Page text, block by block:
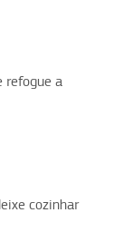
refogue a
cozinhar